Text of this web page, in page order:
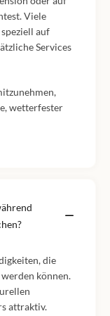
Viele
auf
Services
wetterfester
die
können.
attraktiv.